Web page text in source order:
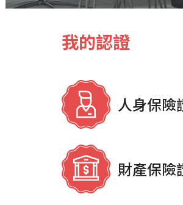
我的認證
人身保險
財產保險